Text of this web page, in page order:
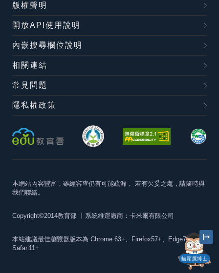
貓頭鷹博士
版權聲明
開放API使用說明
內嵌搜尋欄位說明
相關連結
常見問題
隱私權政策
本網站內容豐富，雖經審查仍有可能疏漏， 若有欠妥之處，請隨時與
我們聯絡。
Copyright©2014教育部 丨系統維運廠商：卡米爾有限公司
本站建議最佳瀏覽器版本為 Chrome 63+、Firefox57+、Edge79+及
Safari11+